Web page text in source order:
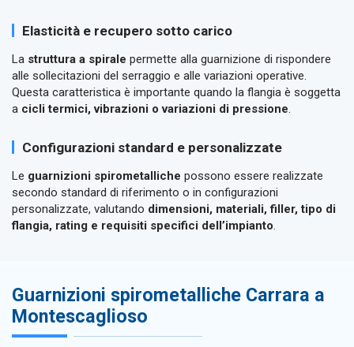
Elasticità e recupero sotto carico
La struttura a spirale permette alla guarnizione di rispondere
alle sollecitazioni del serraggio e alle variazioni operative.
Questa caratteristica è importante quando la flangia è soggetta
a cicli termici, vibrazioni o variazioni di pressione.
Configurazioni standard e personalizzate
Le guarnizioni spirometalliche possono essere realizzate
secondo standard di riferimento o in configurazioni
personalizzate, valutando dimensioni, materiali, filler, tipo di
flangia, rating e requisiti specifici dell’impianto.
Guarnizioni spirometalliche Carrara a
Montescaglioso